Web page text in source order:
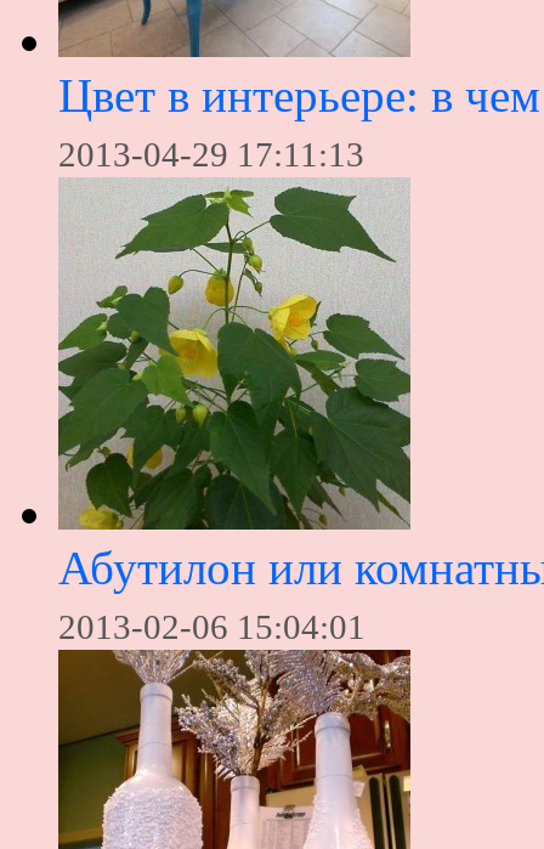
Цвет в интерьере: в
2013-04-29 17:11:13
Абутилон или
2013-02-06 15:04:01